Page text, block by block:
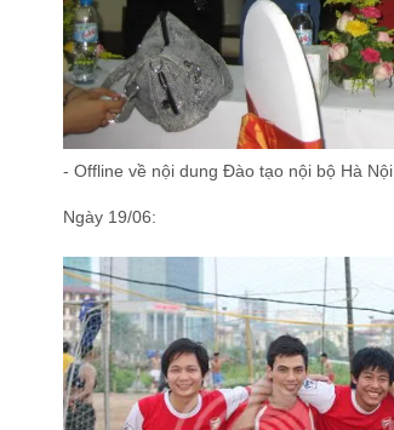
- Offline về nội dung Đào tạo nội bộ Hà Nội
Ngày 19/06: